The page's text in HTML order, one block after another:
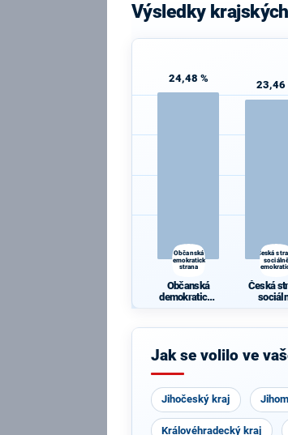
Výsledky
24,48 %
Občanská
demokratická
strana
Občanská
demokratická
23,46
Česká
sociálně
Česká
Jak se volilo ve
Jihočeský kraj
Královéhradecký kraj